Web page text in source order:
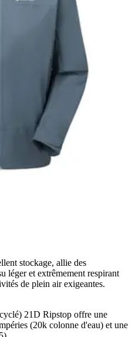
stockage, allie des
léger et extrêmement respirant
de plein air exigeantes.
21D Ripstop offre une
(20k colonne d'eau) et une